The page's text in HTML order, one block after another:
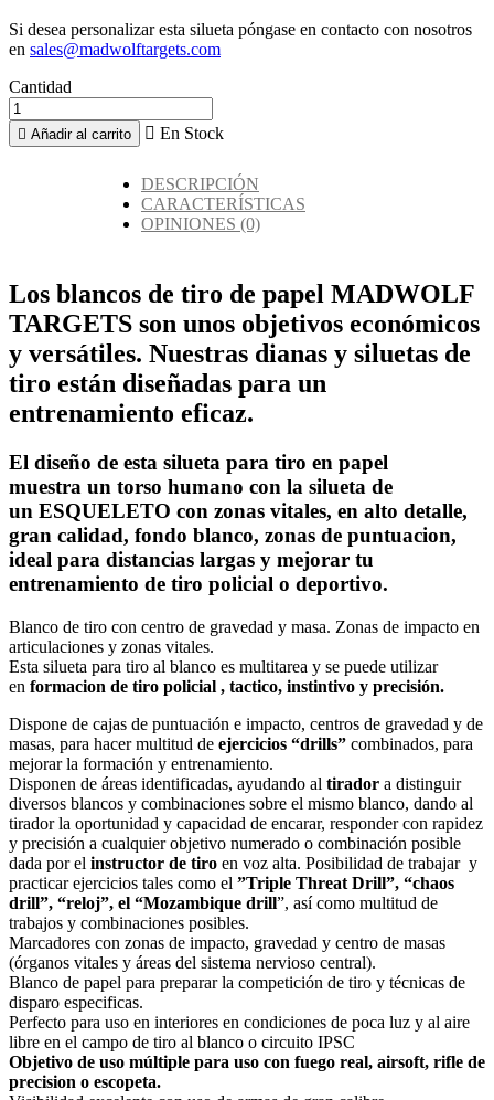
Si desea personalizar esta silueta póngase en contacto con nosotros
en sales@madwolftargets.com
Cantidad
 Añadir al carrito  En Stock
DESCRIPCIÓN
CARACTERÍSTICAS
OPINIONES (0)
Los blancos de tiro de papel MADWOLF
TARGETS son unos objetivos económicos
y versátiles. Nuestras dianas y siluetas de
tiro están diseñadas para un
entrenamiento eficaz.
El diseño de esta silueta para tiro en papel
muestra un torso humano con la silueta de
un ESQUELETO con zonas vitales, en alto detalle,
gran calidad, fondo blanco, zonas de puntuacion,
ideal para distancias largas y mejorar tu
entrenamiento de tiro policial o deportivo.
Blanco de tiro con centro de gravedad y masa. Zonas de impacto en
articulaciones y zonas vitales.
Esta silueta para tiro al blanco es multitarea y se puede utilizar
en formacion de tiro policial , tactico, instintivo y precisión.
Dispone de cajas de puntuación e impacto, centros de gravedad y de
masas, para hacer multitud de ejercicios “drills” combinados, para
mejorar la formación y entrenamiento.
Disponen de áreas identificadas, ayudando al tirador a distinguir
diversos blancos y combinaciones sobre el mismo blanco, dando al
tirador la oportunidad y capacidad de encarar, responder con rapidez
y precisión a cualquier objetivo numerado o combinación posible
dada por el instructor de tiro en voz alta. Posibilidad de trabajar y
practicar ejercicios tales como el ”Triple Threat Drill”, “chaos
drill”, “reloj”, el “Mozambique drill”, así como multitud de
trabajos y combinaciones posibles.
Marcadores con zonas de impacto, gravedad y centro de masas
(órganos vitales y áreas del sistema nervioso central).
Blanco de papel para preparar la competición de tiro y técnicas de
disparo especificas.
Perfecto para uso en interiores en condiciones de poca luz y al aire
libre en el campo de tiro al blanco o circuito IPSC
Objetivo de uso múltiple para uso con fuego real, airsoft, rifle de
precision o escopeta.